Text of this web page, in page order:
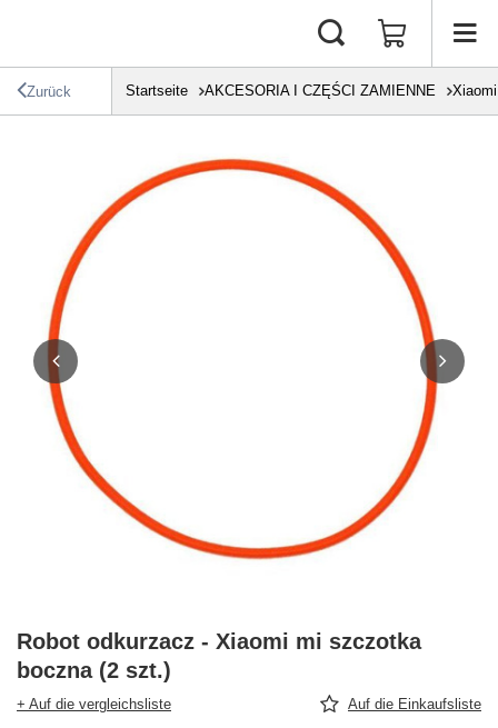
Zurück Startseite AKCESORIA I CZĘŚCI ZAMIENNE Xiaomi
Robot odkurzacz - Xiaomi mi szczotka
boczna (2 szt.)
+ Auf die vergleichsliste Auf die Einkaufsliste